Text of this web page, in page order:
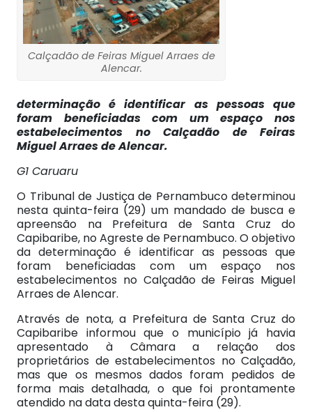
Calçadão de Feiras Miguel Arraes de
Alencar.
determinação é identificar as pessoas que
foram beneficiadas com um espaço nos
estabelecimentos no Calçadão de Feiras
Miguel Arraes de Alencar.
G1 Caruaru
O Tribunal de Justiça de Pernambuco determinou
nesta quinta-feira (29) um mandado de busca e
apreensão na Prefeitura de Santa Cruz do
Capibaribe, no Agreste de Pernambuco. O objetivo
da determinação é identificar as pessoas que
foram beneficiadas com um espaço nos
estabelecimentos no Calçadão de Feiras Miguel
Arraes de Alencar.
Através de nota, a Prefeitura de Santa Cruz do
Capibaribe informou que o município já havia
apresentado à Câmara a relação dos
proprietários de estabelecimentos no Calçadão,
mas que os mesmos dados foram pedidos de
forma mais detalhada, o que foi prontamente
atendido na data desta quinta-feira (29).